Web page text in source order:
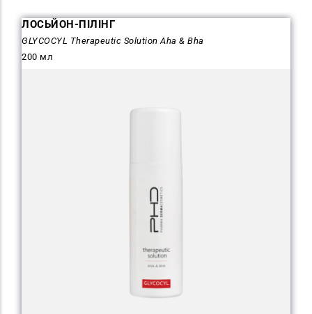
ЛОСЬЙОН-ПІЛІНГ
GLYCOCYL Therapeutic Solution Aha & Bha
200 мл